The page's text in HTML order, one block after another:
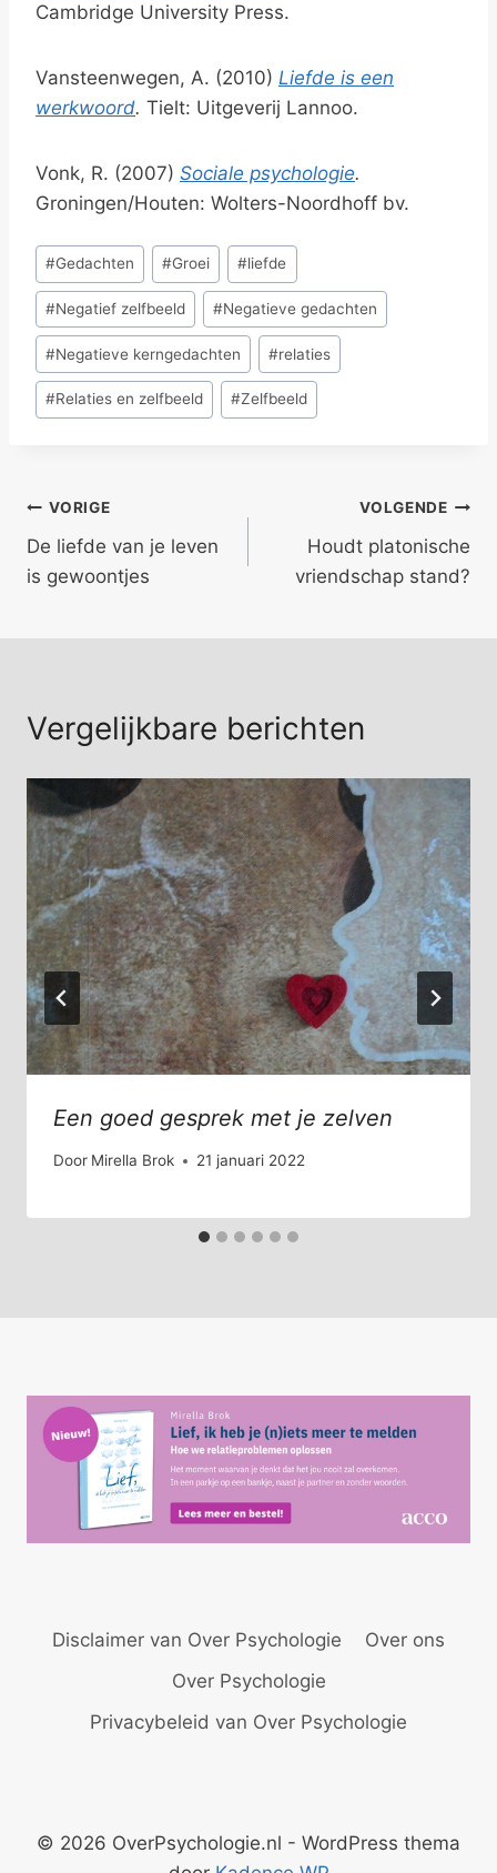
Cambridge University Press.
Vansteenwegen, A. (2010) Liefde is een
werkwoord. Tielt: Uitgeverij Lannoo.
Vonk, R. (2007) Sociale psychologie.
Groningen/Houten: Wolters-Noordhoff bv.
Bericht
tags:
#Gedachten #Groei #liefde
#Negatief zelfbeeld #Negatieve gedachten
#Negatieve kerngedachten #relaties
#Relaties en zelfbeeld #Zelfbeeld
Bericht
navigatie
VORIGE
De liefde van je leven
is gewoontjes
VOLGENDE
Houdt platonische
vriendschap stand?
Vergelijkbare berichten
Een goed gesprek met je zelven
Door Mirella Brok 21 januari 2022
Disclaimer van Over Psychologie
Over ons
Over Psychologie
Privacybeleid van Over Psychologie
© 2026 OverPsychologie.nl - WordPress thema